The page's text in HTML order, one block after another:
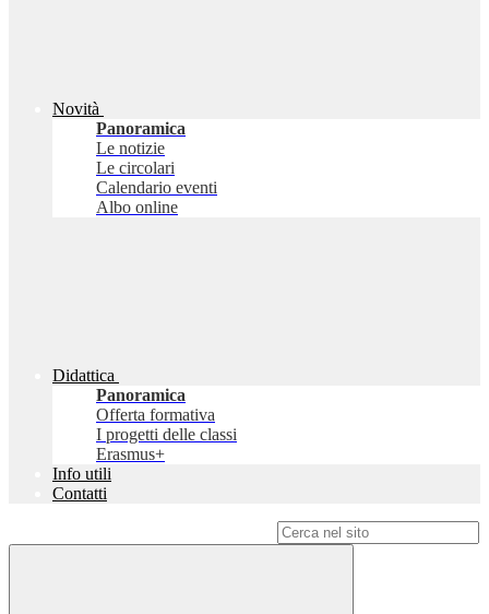
Novità
Panoramica
Le notizie
Le circolari
Calendario eventi
Albo online
Didattica
Panoramica
Offerta formativa
I progetti delle classi
Erasmus+
Info utili
Contatti